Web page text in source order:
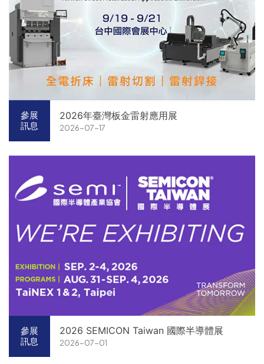
參展
訊息
2026年臺灣板金雷射應用展
2026-07-17
參展
訊息
2026 SEMICON Taiwan 國際半導體展
2026-07-01